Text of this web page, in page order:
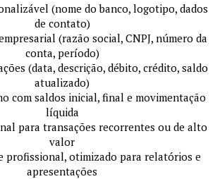
(nome do banco, logotipo, dados
de contato)
(razão social, CNPJ, número da
conta, período)
(data, descrição, débito, crédito, saldo
atualizado)
com saldos inicial, final e movimentação
líquida
para transações recorrentes ou de alto
valor
profissional, otimizado para relatórios e
apresentações